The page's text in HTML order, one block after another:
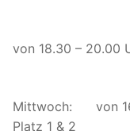
von 18.30 –
Mittwoch: von
Platz 1 & 2